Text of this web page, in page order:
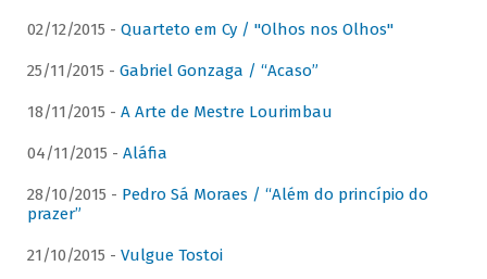
02/12/2015 - Quarteto em Cy / "Olhos nos Olhos"
25/11/2015 - Gabriel Gonzaga / “Acaso”
18/11/2015 - A Arte de Mestre Lourimbau
04/11/2015 - Aláfia
28/10/2015 - Pedro Sá Moraes / “Além do princípio do
prazer”
21/10/2015 - Vulgue Tostoi